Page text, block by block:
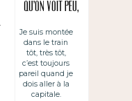
qu’on voit peu,
presque pas,
pas
beaucoup…
Je suis montée
dans le train
tôt, très tôt,
c’est toujours
pareil quand je
dois aller à la
capitale.